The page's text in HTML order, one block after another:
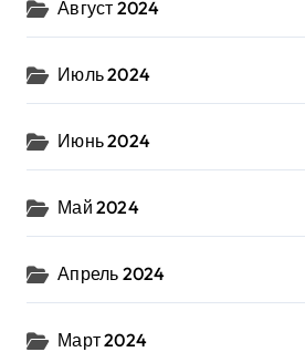
Август 2024
Июль 2024
Июнь 2024
Май 2024
Апрель 2024
Март 2024